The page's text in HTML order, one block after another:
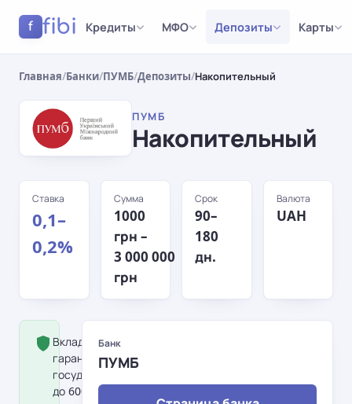
f fibi Кредиты МФО Депозиты Карты
Главная/Банки/ПУМБ/Депозиты/Накопительный
ПУМБ
Накопительный
Ставка
0,1–
0,2%
Сумма
1000
грн –
3 000 000
грн
Срок
90–
180
дн.
Валюта
UAH
Вклад застрахован Фондом
гарантирования вкладов физлиц:
государство гарантирует возврат
до 600 000 грн на одного
Банк
ПУМБ